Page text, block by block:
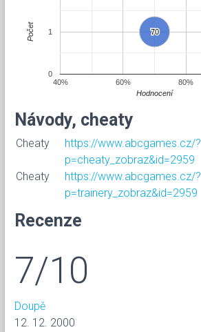
70
70
40% 60% 80%
0
1
Hodnocení
Počet
Návody, cheaty
Cheaty
https://www.abcgames.cz/?
p=cheaty_zobraz&id=2959
Cheaty
https://www.abcgames.cz/?
p=trainery_zobraz&id=2959
Recenze
7/10
Doupě
12. 12. 2000